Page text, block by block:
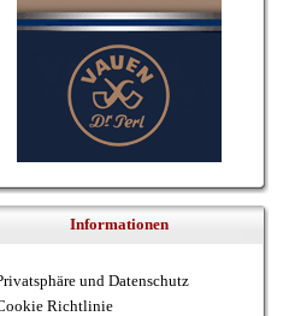
Informationen
und Datenschutz
Richtlinie